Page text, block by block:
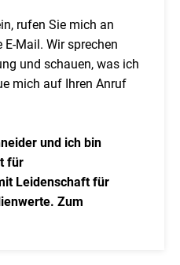
rufen Sie mich an
Mail. Wir sprechen
und schauen, was ich
mich auf Ihren Anruf
und ich bin
für
Leidenschaft für
Zum